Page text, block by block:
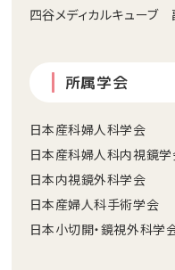
四谷メディカルキューブ
所属学会
日本産科婦人科学会
日本産科婦人科内視鏡
日本内視鏡外科学会
日本産婦人科手術学会
日本小切開・鏡視外科学